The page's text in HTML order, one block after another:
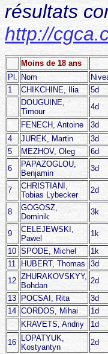
résultats
http://
Moins de 18 ans
Pl. Nom
1
CHIKCHINE, Ilia 5d
DOUGUINE,
Timour
4d
FENECH, Antoine
3d
4
JUREK, Martin 3d
5
MEZHOV, Oleg 6d
6
PAPAZOGLOU,
Benjamin
3d
7
CHRISTIANI,
Tobias Lybecker
2d
8
GOGOSZ,
Dominik
3k
9
CELEJEWSKI,
Pawel
1k
10 SPODE, Michel 1k
11
HUBERT, Thomas 3d
12 ZHURAKOVSKYY,
Bohdan
2d
13
POCSAI, Rita 3d
14 CORDOS, Mihai 1d
KRAVETS, Andriy
1d
16
LOPATYUK,
Kostyantyn
2d